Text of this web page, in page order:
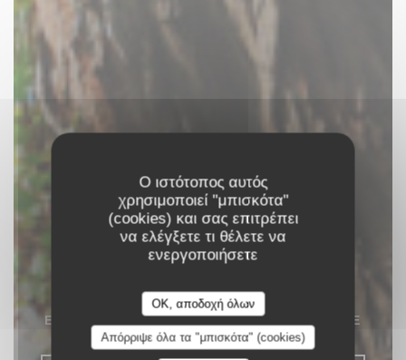
Ο ιστότοπος αυτός
χρησιμοποιεί "μπισκότα"
(cookies) και σας επιτρέπει
να ελέγξετε τι θέλετε να
ενεργοποιήσετε
OK, αποδοχή όλων
Απόρριψε όλα τα "μπισκότα" (cookies)
Les Pieds dans
ΕΣΤΙΑΤΌΡΙΟ PUB|NEUILLY-SUR-SEINE